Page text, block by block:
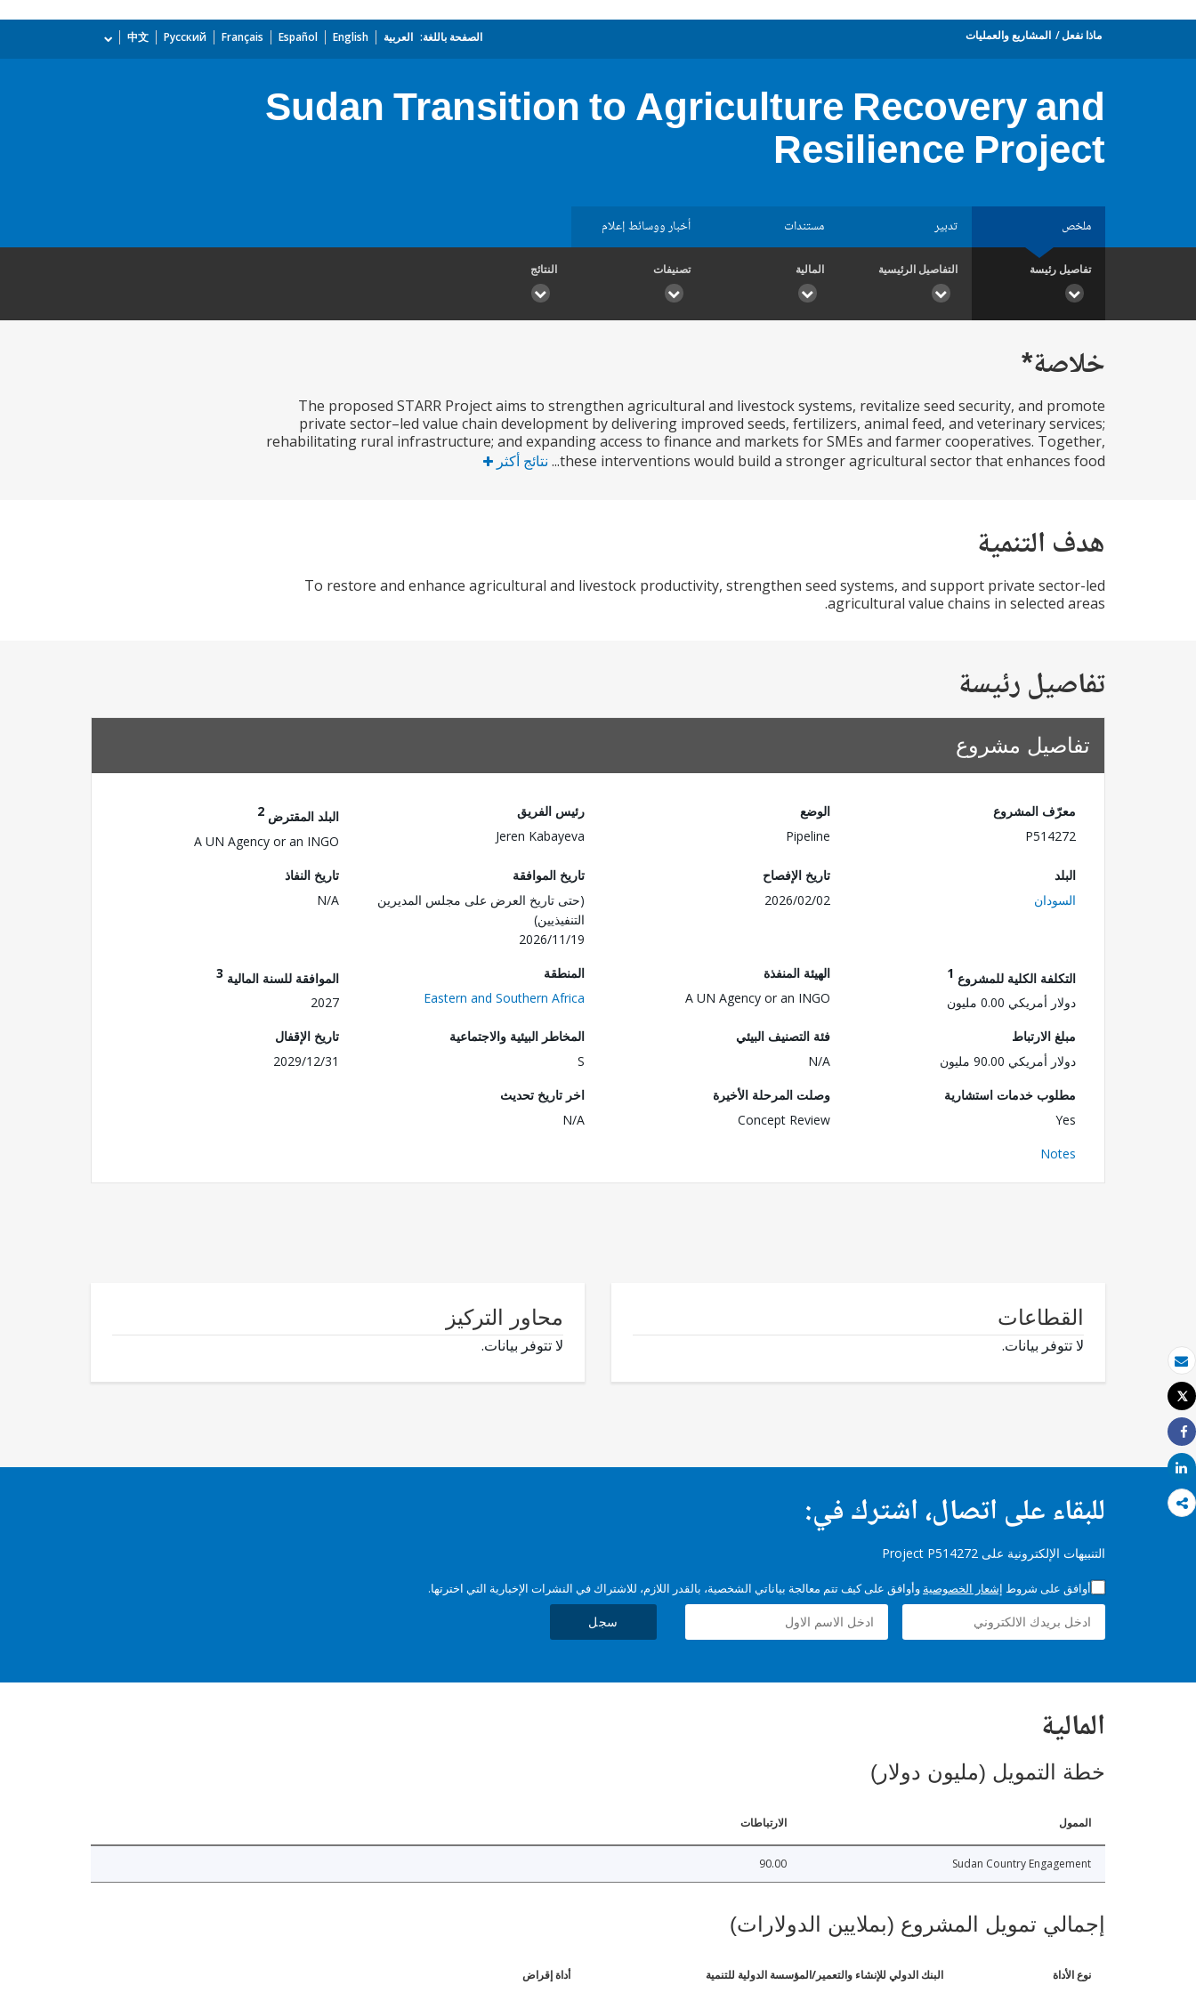
بريد الكتروني
طباعة
Tweet
Share
Share
ماذا نفعل المشاريع والعمليات الصفحة باللغة: العربية English
Español
Français
Русский
中文
Sudan Transition to Agriculture Recovery and
Resilience Project
ملخص تدبير مستندات أخبار ووسائط إعلام
تفاصيل رئيسة التفاصيل الرئيسية المالية تصنيفات النتائج
خلاصة*
The proposed STARR Project aims to strengthen agricultural and livestock systems, revitalize seed security, and promote
private sector–led value chain development by delivering improved seeds, fertilizers, animal feed, and veterinary services;
rehabilitating rural infrastructure; and expanding access to finance and markets for SMEs and farmer cooperatives. Together,
these interventions would build a stronger agricultural sector that enhances food...
نتائج أكثر
هدف التنمية
To restore and enhance agricultural and livestock productivity, strengthen seed systems, and support private sector-led
agricultural value chains in selected areas.
تفاصيل رئيسة
تفاصيل مشروع
معرّف المشروع
P514272
الوضع
Pipeline
رئيس الفريق
Jeren Kabayeva
البلد المقترض 2
A UN Agency or an INGO
البلد
السودان
تاريخ الإفصاح
2026/02/02
تاريخ الموافقة
(حتى تاريخ العرض على مجلس المديرين
التنفيذيين)
2026/11/19
تاريخ النفاذ
N/A
التكلفة الكلية للمشروع 1
دولار أمريكي 0.00 مليون
الهيئة المنفذة
A UN Agency or an INGO
المنطقة
Eastern and Southern Africa
الموافقة للسنة المالية 3
2027
مبلغ الارتباط
دولار أمريكي 90.00 مليون
فئة التصنيف البيئي
N/A
المخاطر البيئية والاجتماعية
S
تاريخ الإقفال
2029/12/31
مطلوب خدمات استشارية
Yes
وصلت المرحلة الأخيرة
Concept Review
اخر تاريخ تحديث
N/A
Notes
القطاعات
لا تتوفر بيانات.
محاور التركيز
لا تتوفر بيانات.
للبقاء على اتصال، اشترك في:
التنبيهات الإلكترونية على Project P514272
أوافق على شروط إشعار الخصوصية وأوافق على كيف تتم معالجة بياناتي الشخصية، بالقدر اللازم، للاشتراك في النشرات الإخبارية التي اخترتها.
سجل
المالية
خطة التمويل (مليون دولار)
الممول الارتباطات
Sudan Country Engagement
90.00
إجمالي تمويل المشروع (بملايين الدولارات)
نوع الأداة البنك الدولي للإنشاء والتعمير/المؤسسة الدولية للتنمية أداة إقراض